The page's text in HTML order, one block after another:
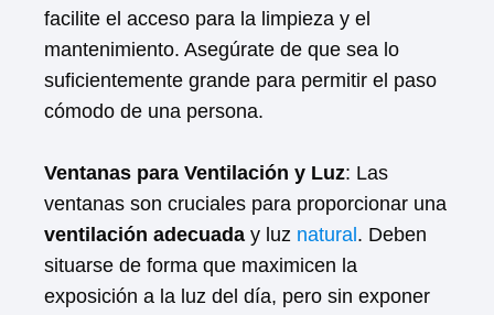
facilite el acceso para la limpieza y el
mantenimiento. Asegúrate de que sea lo
suficientemente grande para permitir el paso
cómodo de una persona.
Ventanas para Ventilación y Luz: Las
ventanas son cruciales para proporcionar una
ventilación adecuada y luz natural . Deben
situarse de forma que maximicen la
exposición a la luz del día, pero sin exponer